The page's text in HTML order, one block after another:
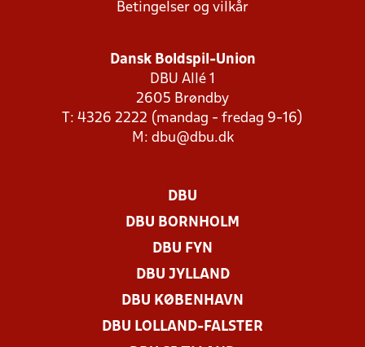
Betingelser og vilkår
Dansk Boldspil-Union
DBU Allé 1
2605 Brøndby
T: 4326 2222 (mandag - fredag 9-16)
M: dbu@dbu.dk
DBU
DBU BORNHOLM
DBU FYN
DBU JYLLAND
DBU KØBENHAVN
DBU LOLLAND-FALSTER